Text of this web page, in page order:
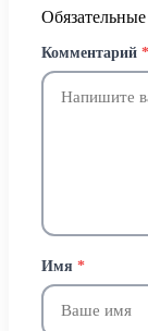
Комментарий *
Имя *